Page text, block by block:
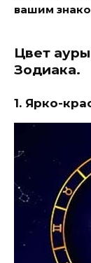
вашим
Цвет
Зодиака.
1. Ярко-